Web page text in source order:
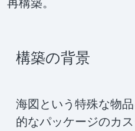
構築の背景
海図という特殊な物
的なパッケージのカ